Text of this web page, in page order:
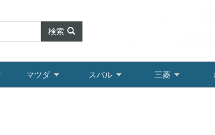
検索
マツダ スバル 三菱